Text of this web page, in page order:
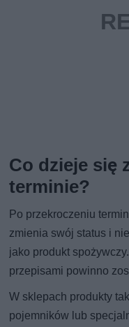
Co dzieje się
terminie?
Po przekroczeniu
zmienia swój status i
jako produkt
przepisami powinno
W sklepach produkty
pojemników lub